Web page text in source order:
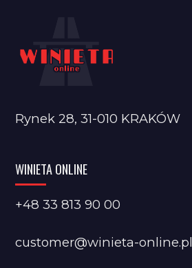
Rynek 28, 31-010 KRAKÓW
WINIETA ONLINE
+48 33 813 90 00
customer@winieta-online.pl